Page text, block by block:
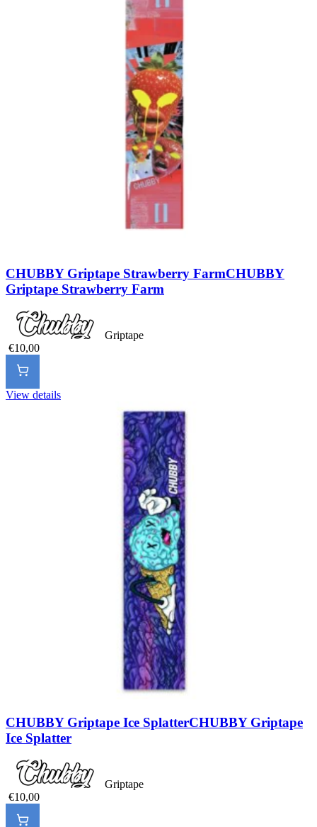
CHUBBY Griptape Strawberry FarmCHUBBY
Griptape Strawberry Farm
Griptape
€10,00
View details
CHUBBY Griptape Ice SplatterCHUBBY Griptape
Ice Splatter
Griptape
€10,00